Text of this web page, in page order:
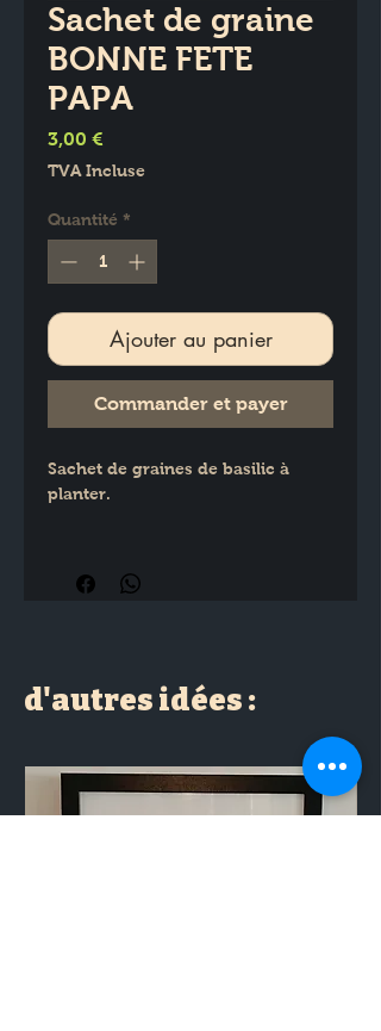
Sachet de graine
BONNE FETE
PAPA
3,00 €
TVA Incluse
Quantité *
Ajouter au panier
Commander et payer
Sachet de graines de basilic à
planter.
d'autres idées :